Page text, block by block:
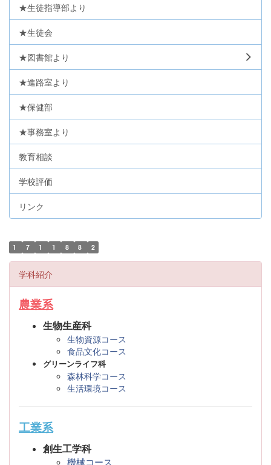
★生徒指導部より
★生徒会
★図書館より
★進路室より
★保健部
★事務室より
教育相談
学校評価
リンク
1 7 1 1 8 8 2
学科紹介
農業系
生物生産科
生物資源コース
食品文化コース
グリーンライフ科
森林科学コース
生活環境コース
工業系
創生工学科
機械コース